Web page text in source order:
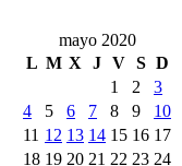
mayo 2020
L M X J V S D
1
2
3
4
5 6 7 8 9
10
11 12 13 14 15 16 17
18 19 20 21 22 23 24